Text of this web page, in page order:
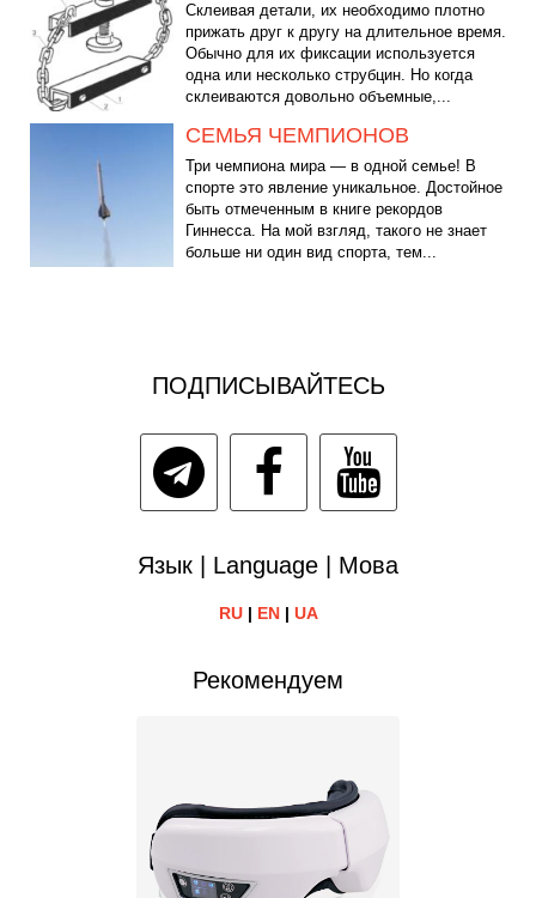
Склеивая детали, их необходимо плотно
прижать друг к другу на длительное время.
Обычно для их фиксации используется
одна или несколько струбцин. Но когда
склеиваются довольно объемные,...
СЕМЬЯ ЧЕМПИОНОВ
Три чемпиона мира — в одной семье! В
спорте это явление уникальное. Достойное
быть отмеченным в книге рекордов
Гиннесса. На мой взгляд, такого не знает
больше ни один вид спорта, тем...
ПОДПИСЫВАЙТЕСЬ
Язык | Language | Мова
RU| EN| UA
Рекомендуем